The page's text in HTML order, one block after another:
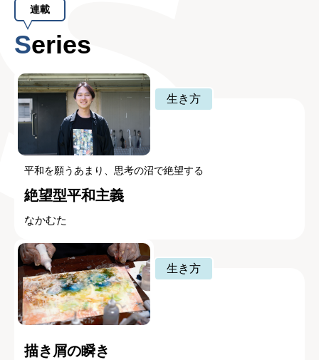
連載
Series
生き方
平和を願うあまり、思考の沼で絶望する
絶望型平和主義
なかむた
生き方
描き屑の瞬き